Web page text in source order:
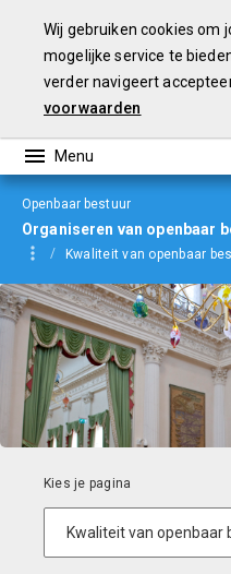
Wij gebruiken cookies om
mogelijke service te
verder navigeert
voorwaarden
Openbaar bestuur
Organiseren van openbaar
Kwaliteit van openbaar